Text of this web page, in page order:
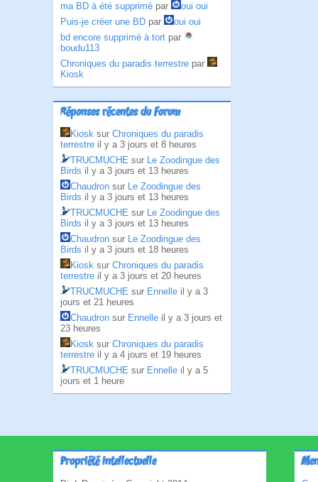
ma BD à été supprimé par
oui oui
Puis-je créer une BD par
oui oui
bd encore supprimé à tort par
boudu113
Chroniques du paradis terrestre par
Kiosk
Réponses récentes du Forum
Kiosk sur Chroniques du paradis
terrestre il y a 3 jours et 8 heures
TRUCMUCHE sur Le Zoodingue des
Birds il y a 3 jours et 13 heures
Chaudron sur Le Zoodingue des
Birds il y a 3 jours et 13 heures
TRUCMUCHE sur Le Zoodingue des
Birds il y a 3 jours et 13 heures
Chaudron sur Le Zoodingue des
Birds il y a 3 jours et 18 heures
Kiosk sur Chroniques du paradis
terrestre il y a 3 jours et 20 heures
TRUCMUCHE sur Ennelle il y a 3
jours et 21 heures
Chaudron sur Ennelle il y a 3 jours et
23 heures
Kiosk sur Chroniques du paradis
terrestre il y a 4 jours et 19 heures
TRUCMUCHE sur Ennelle il y a 5
jours et 1 heure
Propriété intellectuelle